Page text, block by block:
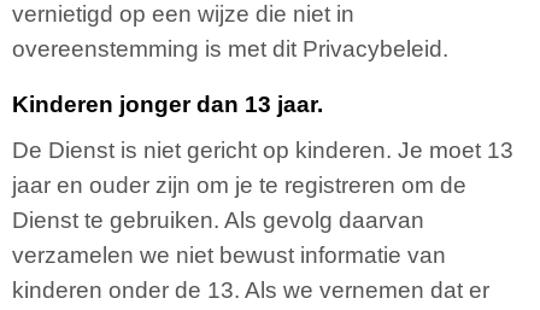
vernietigd op een wijze die niet in
overeenstemming is met dit Privacybeleid.
Kinderen jonger dan 13 jaar.
De Dienst is niet gericht op kinderen. Je moet 13
jaar en ouder zijn om je te registreren om de
Dienst te gebruiken. Als gevolg daarvan
verzamelen we niet bewust informatie van
kinderen onder de 13. Als we vernemen dat er